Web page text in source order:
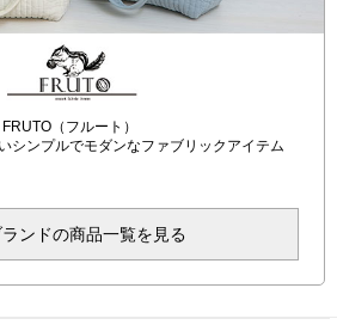
FRUTO（フルート）
シンプルでモダンなファブリックアイテム
ンドの商品一覧を見る